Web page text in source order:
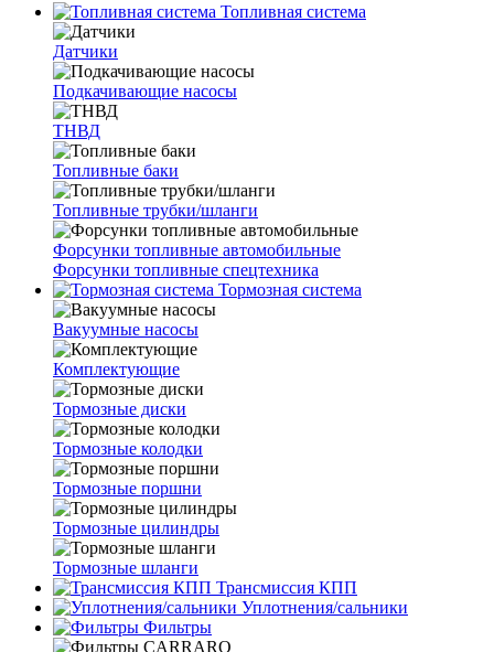
Топливная система
Датчики
Подкачивающие насосы
ТНВД
Топливные баки
Топливные трубки/шланги
Форсунки топливные автомобильные
Форсунки топливные спецтехника
Тормозная система
Вакуумные насосы
Комплектующие
Тормозные диски
Тормозные колодки
Тормозные поршни
Тормозные цилиндры
Тормозные шланги
Трансмиссия КПП
Уплотнения/сальники
Фильтры